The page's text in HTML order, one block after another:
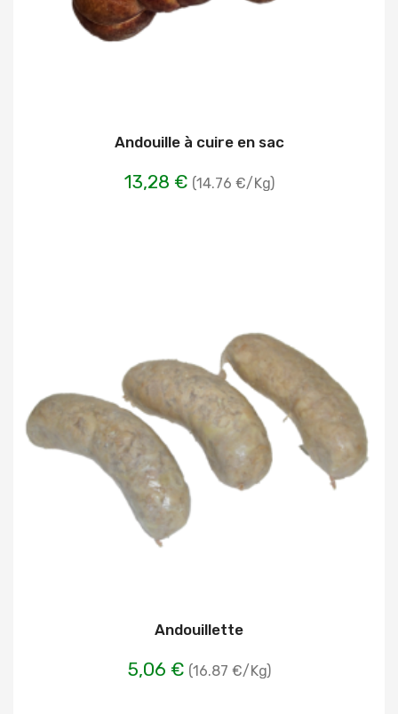
Andouille à cuire en sac
13,28 € (14.76 €/Kg)
Andouillette
5,06 € (16.87 €/Kg)